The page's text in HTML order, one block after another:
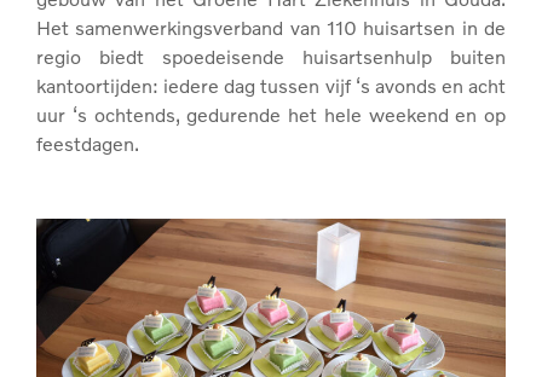
Het samenwerkingsverband van 110 huisartsen in de
regio biedt spoedeisende huisartsenhulp buiten
kantoortijden: iedere dag tussen vijf ‘s avonds en acht
uur ‘s ochtends, gedurende het hele weekend en op
feestdagen.